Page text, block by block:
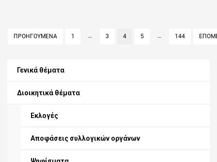
Σελιδοποίηση
ΠΡΟΗΓΟΥΜΕΝΑ PAGE
1 … PAGE
3 PAGE
4 PAGE
5 … PAGE
144
Γενικά θέματα
Διοικητικά θέματα
Εκλογές
Αποφάσεις συλλογικών οργάνων